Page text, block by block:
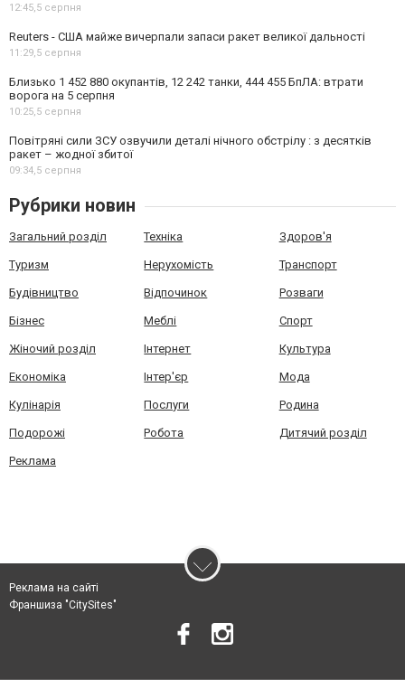
12:45,5 серпня
Reuters - США майже вичерпали запаси ракет великої дальності
11:29,5 серпня
Близько 1 452 880 окупантів, 12 242 танки, 444 455 БпЛА: втрати
ворога на 5 серпня
10:25,5 серпня
Повітряні сили ЗСУ озвучили деталі нічного обстрілу : з десятків
ракет – жодної збитої
09:34,5 серпня
Рубрики новин
Загальний розділ Техніка Здоров'я
Туризм Нерухомість Транспорт
Будівництво Відпочинок Розваги
Бізнес Меблі Спорт
Жіночий розділ Інтернет Культура
Економіка Інтер'єр Мода
Кулінарія Послуги Родина
Подорожі Робота Дитячий розділ
Реклама
Реклама на сайті
Франшиза "CitySites"